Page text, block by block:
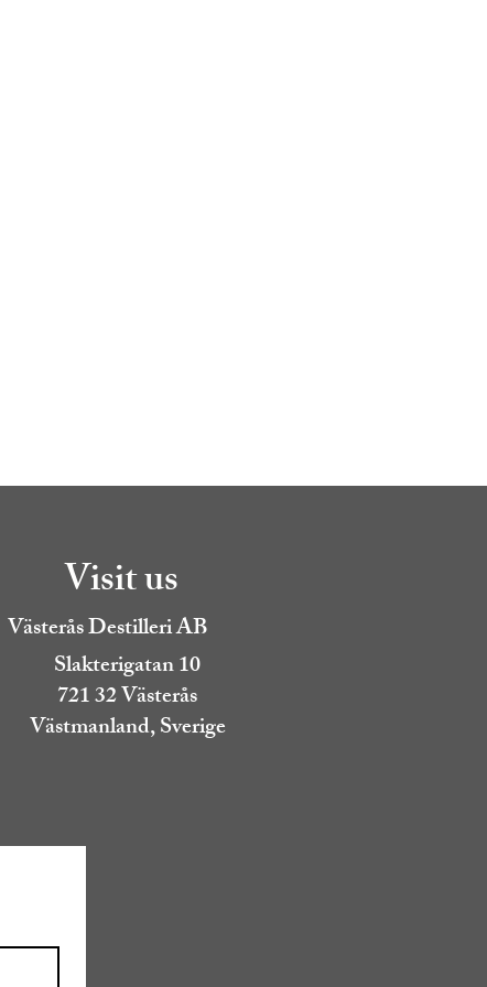
Visit us
Västerås Destilleri AB
Slakterigatan 10
721 32 Västerås
Västmanland, Sverige